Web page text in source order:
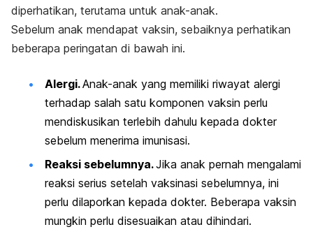
diperhatikan, terutama untuk anak-anak.
Sebelum anak mendapat vaksin, sebaiknya perhatikan
beberapa peringatan di bawah ini.
Alergi.Anak-anak yang memiliki riwayat alergi
terhadap salah satu komponen vaksin perlu
mendiskusikan terlebih dahulu kepada dokter
sebelum menerima imunisasi.
Reaksi sebelumnya.Jika anak pernah mengalami
reaksi serius setelah vaksinasi sebelumnya, ini
perlu dilaporkan kepada dokter. Beberapa vaksin
mungkin perlu disesuaikan atau dihindari.